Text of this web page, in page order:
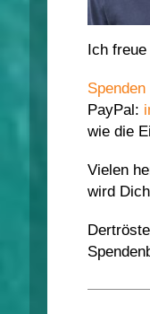
Ich
Spenden
PayPal:
wie die
Vielen
wird